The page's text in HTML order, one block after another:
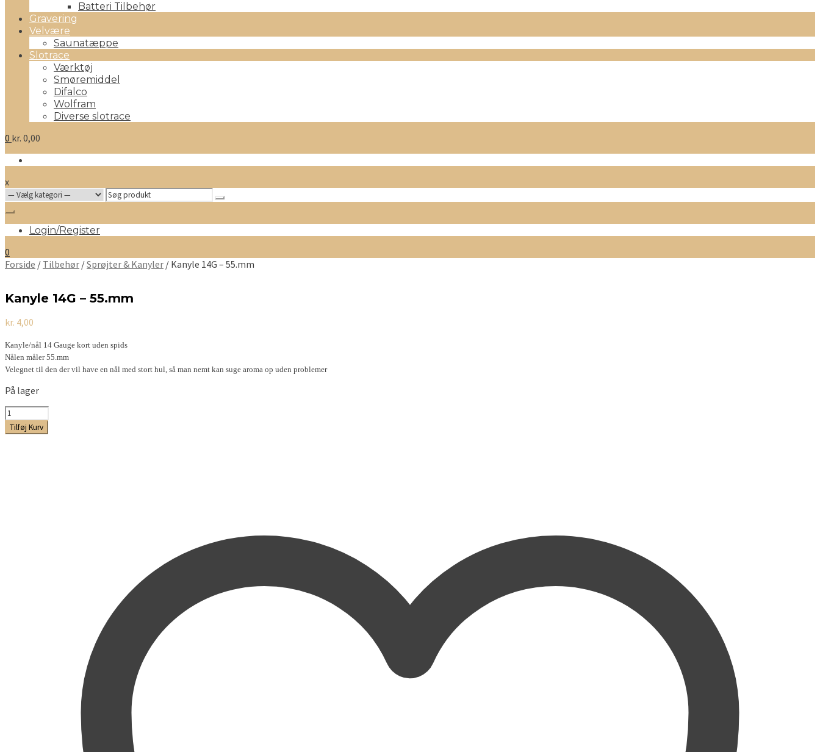
Batteri Tilbehør
Gravering
Velvære
Saunatæppe
Slotrace
Værktøj
Smøremiddel
Difalco
Wolfram
Diverse slotrace
0 kr. 0,00
x
Search
for:
Login/Register
0
Forside / Tilbehør /Sprøjter & Kanyler / Kanyle 14G – 55.mm
Kanyle 14G – 55.mm
kr. 4,00
Kanyle/nål 14 Gauge kort uden spids
Nålen måler 55.mm
Velegnet til den der vil have en nål med stort hul, så man nemt kan suge aroma op uden problemer
På lager
Kanyle
14G
-
Tilføj Kurv